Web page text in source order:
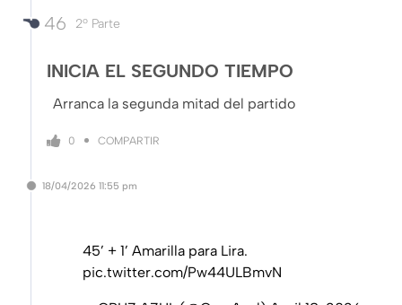
46 2º Parte
INICIA EL SEGUNDO TIEMPO
Arranca la segunda mitad del partido
0 COMPARTIR
18/04/2026 11:55 pm
45’ + 1’ Amarilla para Lira.
pic.twitter.com/Pw44ULBmvN